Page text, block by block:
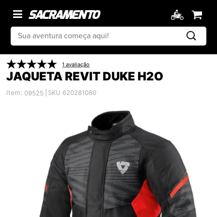
1 avaliação
JAQUETA REVIT DUKE H2O
Item: 09525 SKU 620281080